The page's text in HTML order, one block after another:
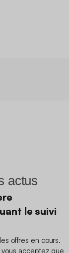
actus
le suivi
offres en cours.
vous acceptez que